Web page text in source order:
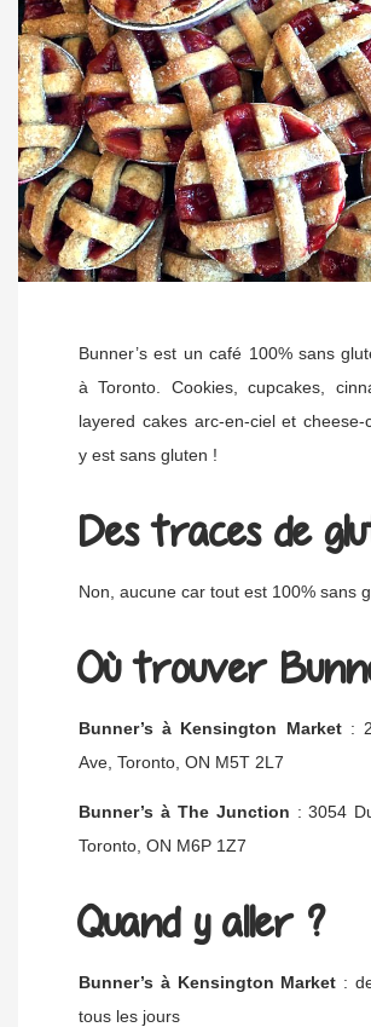
Bunner’s est un café 100% sans
à Toronto. Cookies, cupcakes,
layered cakes arc-en-ciel et
y est sans gluten !
Des traces de
Non, aucune car tout est 100% sans
Où trouver
Bunner’s à Kensington Market:
Ave, Toronto, ON M5T 2L7
Bunner’s à The Junction : 3054
Toronto, ON M6P 1Z7
Quand y aller ?
Bunner’s à Kensington Market :
tous les jours